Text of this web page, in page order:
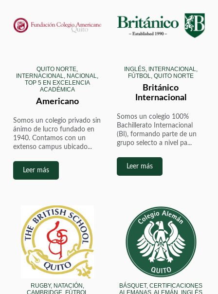
QUITO NORTE,
INTERNACIONAL, NACIONAL,
TOP 5 EN EXCELENCIA
ACADÉMICA
Americano
Somos un colegio privado sin
ánimo de lucro fundado en
1940. Contamos con un
extenso campus ubicado...
Leer más
INGLÉS, INTERNACIONAL,
FÚTBOL, QUITO NORTE
Británico
Internacional
Somos un colegio 100%
Bachillerato Internacional
(BI), formando parte de un
grupo selecto a nivel pa...
Leer más
RUGBY, NATACIÓN,
CAMBRIDGE, FÚTBOL
BÁSQUET, CERTIFICACIONES
ALEMANAS, ALEMÁN, INGLÉS